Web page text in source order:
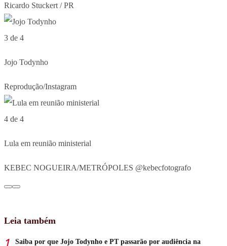
Ricardo Stuckert / PR
3 de 4
Jojo Todynho
Reprodução/Instagram
4 de 4
Lula em reunião ministerial
KEBEC NOGUEIRA/METRÓPOLES @kebecfotografo
Leia também
Saiba por que Jojo Todynho e PT passarão por audiência na